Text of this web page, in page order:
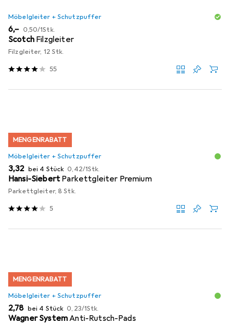
Möbelgleiter + Schutzpuffer
EUR
6,– EUR
0,50/1Stk.
Scotch Filzgleiter
Filzgleiter, 12 Stk.
55
MENGENRABATT
Möbelgleiter + Schutzpuffer
EUR
3,32 bei 4 Stück EUR
0,42/1Stk.
Hansi-Siebert Parkettgleiter Premium
Parkettgleiter, 8 Stk.
5
MENGENRABATT
Möbelgleiter + Schutzpuffer
EUR
2,78 bei 4 Stück EUR
0,23/1Stk.
Wagner SystemAnti-Rutsch-Pads